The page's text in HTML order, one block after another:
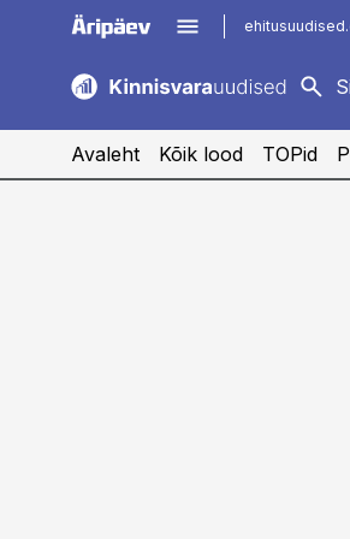
kaubandus.ee
logistikauudised.ee
Avaleht Kõik lood TOPid